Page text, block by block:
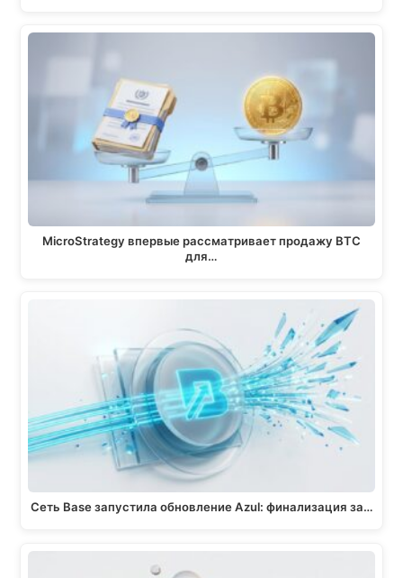
MicroStrategy впервые рассматривает продажу BTC
для…
Сеть Base запустила обновление Azul: финализация за…